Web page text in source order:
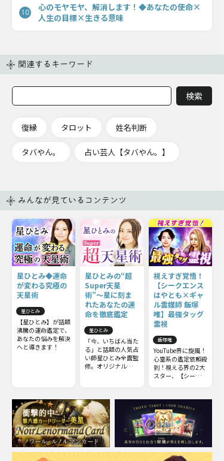
10
心のモヤモヤ、解消します！◆あなたの使命×
人生の目標×生きる意味
関連するキーワード
復縁 タロット 姓名判断
タバやん。 占い芸人【タバやん。】
みんなが見ているコンテンツ
星ひとみ◆運命
が変わる究極の
天星術
星ひとみ
【星ひとみ】が話題
沸騰の運命鑑定で、
あなたの悩みを解決
へと導きます！
星ひとみの“超
Super天星
術”〜星に刻ま
れたあなたの運
命を徹底鑑定
星ひとみ
「今、いちばん当た
る」と話題の人気占
い師星ひとみ全面監
修。オリジナル占
登場！ TV番組で
も話題の『◯◯の
星』やプライベート
な面を見る『裏天
星』他、複数の観点
から占う詳細な天星
術を再現！
視えすぎ覚悟！
【シークエンス
はやとも×ギャ
ル霊媒師 飯塚
唯】最強タッグ
霊視
飯塚唯
YouTube界に旋風！
心霊系の鑑定依頼殺
到！視える界の2大
スター、【シークエ
飯塚唯】最強タッグ
によるW視点のコラ
ボ霊視鑑定をリアル
に再現！